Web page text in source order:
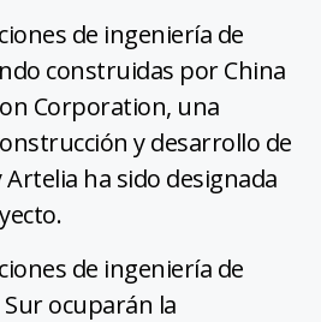
de ingeniería de
construidas por China
Corporation, una
y desarrollo de
ha sido designada
de ingeniería de
ocuparán la